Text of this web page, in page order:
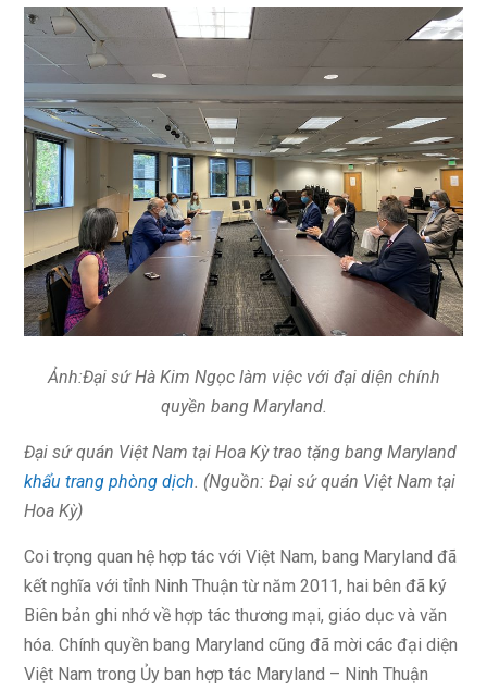
Ảnh:Đại sứ Hà Kim Ngọc làm việc với đại diện chính
quyền bang Maryland.
Đại sứ quán Việt Nam tại Hoa Kỳ trao tặng bang Maryland
khẩu trang phòng dịch . (Nguồn: Đại sứ quán Việt Nam tại
Hoa Kỳ)
Coi trọng quan hệ hợp tác với Việt Nam, bang Maryland đã
kết nghĩa với tỉnh Ninh Thuận từ năm 2011, hai bên đã ký
Biên bản ghi nhớ về hợp tác thương mại, giáo dục và văn
hóa. Chính quyền bang Maryland cũng đã mời các đại diện
Việt Nam trong Ủy ban hợp tác Maryland – Ninh Thuận